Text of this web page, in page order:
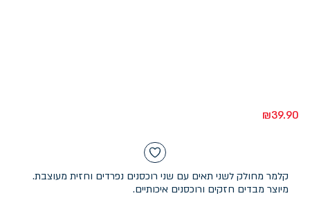
₪39.90
קלמר מחולק לשני תאים עם שני רוכסנים נפרדים וחזית מעוצבת.
מיוצר מבדים חזקים ורוכסנים איכותיים.